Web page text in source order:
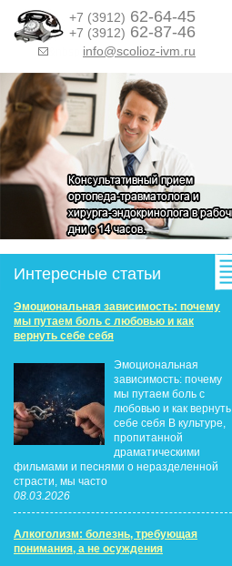
+7 (3912) 62-64-45
+7 (3912) 62-87-46
info@scolioz-ivm.ru
Интересные статьи
Эмоциональная зависимость: почему
мы путаем боль с любовью и как
вернуть себе себя
Эмоциональная
зависимость: почему
мы путаем боль с
любовью и как вернуть
себе себя В культуре,
пропитанной
драматическими
фильмами и песнями о неразделенной
страсти, мы часто
08.03.2026
Алкоголизм: болезнь, требующая
понимания, а не осуждения